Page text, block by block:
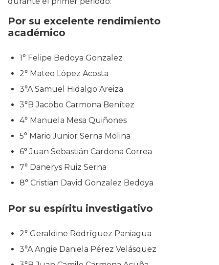
Por su excelente rendimiento
académico
1° Felipe Bedoya Gonzalez
2° Mateo López Acosta
3°A Samuel Hidalgo Areiza
3°B Jacobo Carmona Benítez
4° Manuela Mesa Quiñones
5° Mario Junior Serna Molina
6° Juan Sebastián Cardona Correa
7° Danerys Ruiz Serna
8° Cristian David Gonzalez Bedoya
Por su espíritu investigativo
2° Geraldine Rodríguez Paniagua
3°A Angie Daniela Pérez Velásquez